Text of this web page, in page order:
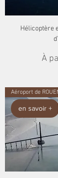
Hélicoptère
À
en savoir +
Aéroport de